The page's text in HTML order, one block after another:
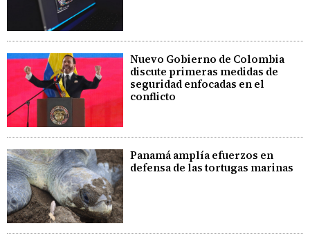
Nuevo Gobierno de Colombia
discute primeras medidas de
seguridad enfocadas en el
conflicto
Panamá amplía efuerzos en
defensa de las tortugas marinas